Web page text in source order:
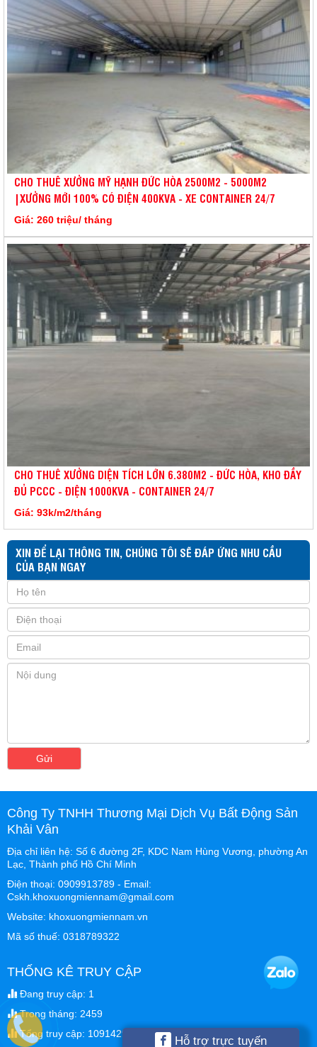
CHO THUÊ XƯỞNG MỸ HẠNH ĐỨC HÒA 2500M2 - 5000M2
|XƯỞNG MỚI 100% CÓ ĐIỆN 400KVA - XE CONTAINER 24/7
Giá: 260 triệu/ tháng
CHO THUÊ XƯỞNG DIỆN TÍCH LỚN 6.380M2 - ĐỨC HÒA, KHO ĐẦY
ĐỦ PCCC - ĐIỆN 1000KVA - CONTAINER 24/7
Giá: 93k/m2/tháng
XIN ĐỂ LẠI THÔNG TIN, CHÚNG TÔI SẼ ĐÁP ỨNG NHU CẦU
CỦA BẠN NGAY
Gửi
Công Ty TNHH Thương Mại Dịch Vụ Bất Động Sản
Khải Vân
Địa chỉ liên hệ: Số 6 đường 2F, KDC Nam Hùng Vương, phường An
Lạc, Thành phố Hồ Chí Minh
Điện thoại: 0909913789 - Email:
Cskh.khoxuongmiennam@gmail.com
Website: khoxuongmiennam.vn
Mã số thuế: 0318789322
THỐNG KÊ TRUY CẬP
Đang truy cập: 1
Trong tháng: 2459
Tổng truy cập: 1091429
Hỗ trợ trực tuyến